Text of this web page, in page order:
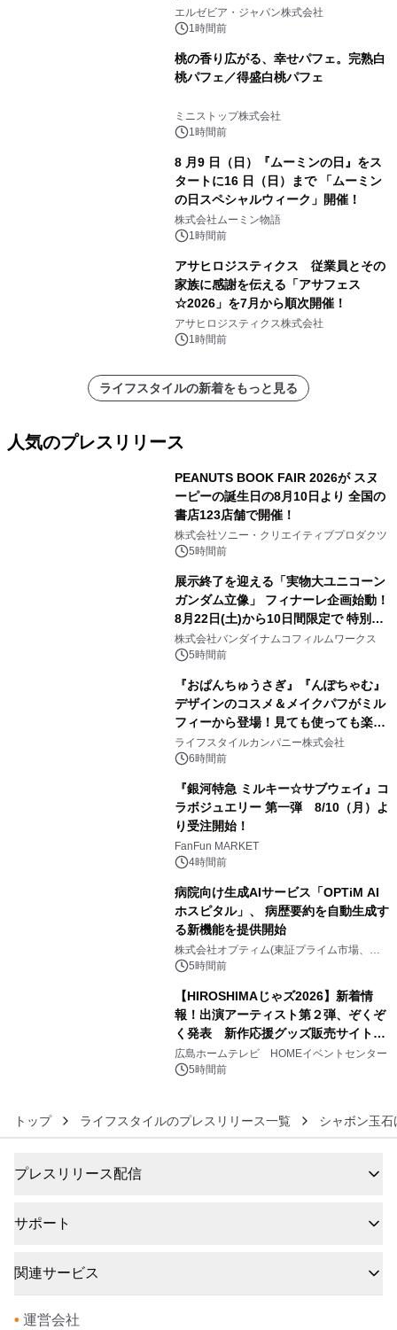
エルゼビア・ジャパン株式会社
1時間前
桃の香り広がる、幸せパフェ。完熟白
桃パフェ／得盛白桃パフェ
ミニストップ株式会社
1時間前
8 月9 日（日）『ムーミンの日』をス
タートに16 日（日）まで 「ムーミン
の日スペシャルウィーク」開催！
株式会社ムーミン物語
1時間前
アサヒロジスティクス 従業員とその
家族に感謝を伝える「アサフェス
☆2026」を7月から順次開催！
アサヒロジスティクス株式会社
1時間前
ライフスタイルの新着をもっと見る
人気のプレスリリース
PEANUTS BOOK FAIR 2026が スヌ
ーピーの誕生日の8月10日より 全国の
書店123店舗で開催！
株式会社ソニー・クリエイティブプロダクツ
5時間前
展示終了を迎える「実物大ユニコーン
ガンダム立像」 フィナーレ企画始動！
8月22日(土)から10日間限定で 特別映
像『UNICORN GUNDAM Statue ―
BEYOND POSSIBILITY ―』を上映！
株式会社バンダイナムコフィルムワークス
5時間前
『おぱんちゅうさぎ』『んぽちゃむ』
デザインのコスメ＆メイクパフがミル
フィーから登場！見ても使っても楽し
い、ポップでキュートなコレクショ
ン。
ライフスタイルカンパニー株式会社
6時間前
『銀河特急 ミルキー☆サブウェイ』コ
ラボジュエリー 第一弾 8/10（月）よ
り受注開始！
FanFun MARKET
4時間前
病院向け生成AIサービス「OPTiM AI
ホスピタル」、 病歴要約を自動生成す
る新機能を提供開始
株式会社オプティム(東証プライム市場、コ
ード：3694)
5時間前
【HIROSHIMAじゃズ2026】新着情
報！出演アーティスト第２弾、ぞくぞ
く発表 新作応援グッズ販売サイトも
同時オープンします！
広島ホームテレビ HOMEイベントセンター
5時間前
トップ ライフスタイルのプレスリリース一覧 シャボン玉
プレスリリース配信
サポート
関連サービス
• 運営会社